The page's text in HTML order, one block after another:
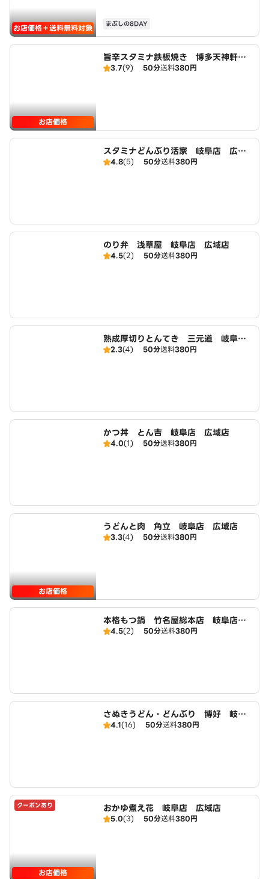
お店価格＋送料無料対象 まぶしの8DAY
お店価格
旨辛スタミナ鉄板焼き 博多天神軒
岐阜店 広域店
3.7(9) 50分送料380円
スタミナどんぶり活家 岐阜店 広域
店4.8(5) 50分送料380円
のり弁 浅草屋 岐阜店 広域店
4.5(2) 50分送料380円
熟成厚切りとんてき 三元道 岐阜
店 広域店
2.3(4) 50分送料380円
かつ丼 とん吉 岐阜店 広域店
4.0(1) 50分送料380円
お店価格
うどんと肉 角立 岐阜店 広域店
3.3(4) 50分送料380円
本格もつ鍋 竹名屋総本店 岐阜店
広域店
4.5(2) 50分送料380円
さぬきうどん・どんぶり 博好 岐阜
店 広域店
4.1(16) 50分送料380円
クーポンあり
お店価格
おかゆ煮え花 岐阜店 広域店
5.0(3) 50分送料380円